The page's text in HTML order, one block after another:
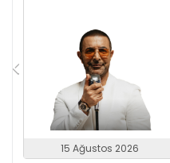
15 Ağustos 2026